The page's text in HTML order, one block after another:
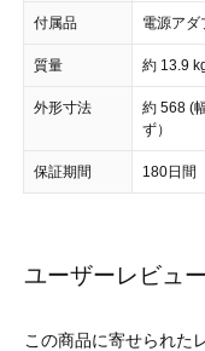
付属品 電源アダ
質量 約 13.9
外形寸法
約 568 (
ず）
保証期間 180日間
ユーザーレビュー
この商品に寄せられた